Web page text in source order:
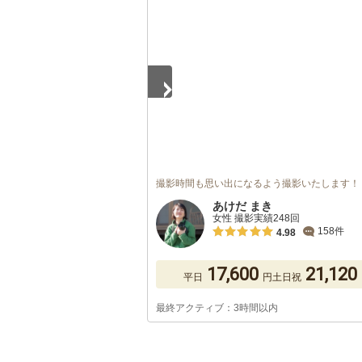
撮影時間も思い出になるよう撮影いたします！
あけだ まき
女性 撮影実績248回
4.98
158件
平日 17,600 円土日祝 21,120
最終アクティブ：3時間以内